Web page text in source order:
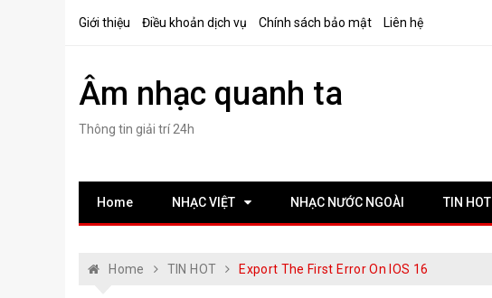
Giới thiệu Điều khoản dịch vụ Chính sách bảo mật Liên hệ
Âm nhạc quanh ta
Thông tin giải trí 24h
Home NHẠC VIỆT NHẠC NƯỚC NGOÀI TIN HOT
Home TIN HOT Export The First Error On IOS 16